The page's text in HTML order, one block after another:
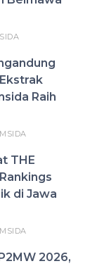
Raih
THE
di Jawa
2026,